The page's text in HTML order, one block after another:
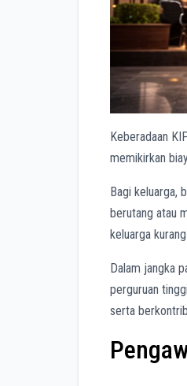
Keberadaan
memikirkan
Bagi keluarga,
berutang atau
keluarga
Dalam jangka
perguruan
serta